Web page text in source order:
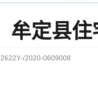
牟定县
2020-0609008